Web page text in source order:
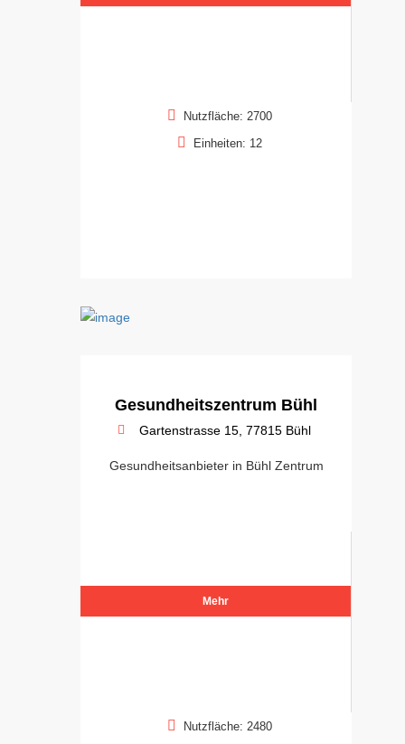
Nutzfläche: 2700
Einheiten: 12
Gesundheitszentrum Bühl
Gartenstrasse 15, 77815 Bühl
Gesundheitsanbieter in Bühl Zentrum
Mehr
Nutzfläche: 2480